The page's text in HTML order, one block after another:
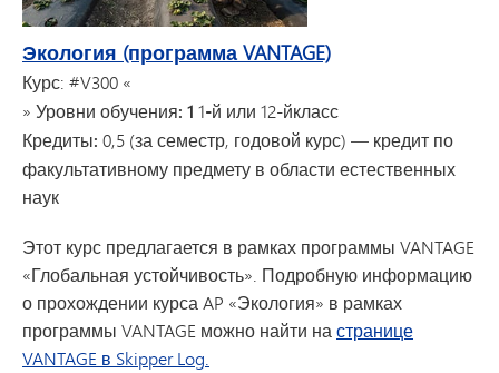
Экология (программа VANTAGE)
Курс: #V300 «
» Уровни обучения: 1 1-й или 12-йкласс
Кредиты: 0,5 (за семестр, годовой курс) — кредит по
факультативному предмету в области естественных
наук
Этот курс предлагается в рамках программы VANTAGE
«Глобальная устойчивость». Подробную информацию
о прохождении курса AP «Экология» в рамках
программы VANTAGE можно найти настранице
VANTAGE в Skipper Log.